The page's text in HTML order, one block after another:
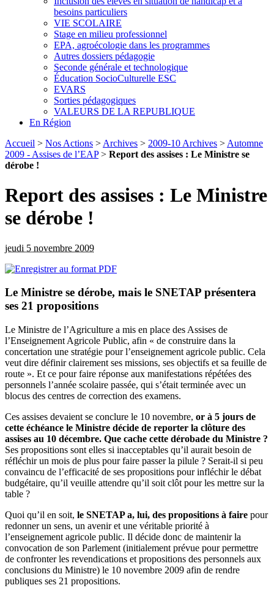
besoins particuliers
VIE SCOLAIRE
Stage en milieu professionnel
EPA, agroécologie dans les programmes
Autres dossiers pédagogie
Seconde générale et technologique
Éducation SocioCulturelle ESC
EVARS
Sorties pédagogiques
VALEURS DE LA REPUBLIQUE
En Région
Accueil > Nos Actions > Archives > 2009-10 Archives > Automne
2009 - Assises de l’EAP> Report des assises : Le Ministre se
dérobe !
Report des assises : Le Ministre
se dérobe !
jeudi 5 novembre 2009
Le Ministre se dérobe, mais le SNETAP présentera
ses 21 propositions
Le Ministre de l’Agriculture a mis en place des Assises de
l’Enseignement Agricole Public, afin « de construire dans la
concertation une stratégie pour l’enseignement agricole public. Cela
veut dire définir clairement ses missions, ses objectifs et sa feuille de
route ». Et ce pour faire réponse aux manifestations répétées des
personnels l’année scolaire passée, qui s’était terminée avec un
blocus des centres de correction des examens.
Ces assises devaient se conclure le 10 novembre, or à 5 jours de
cette échéance le Ministre décide de reporter la clôture des
assises au 10 décembre. Que cache cette dérobade du Ministre ?
Ses propositions sont elles si inacceptables qu’il aurait besoin de
réfléchir un mois de plus pour faire passer la pilule ? Serait-il si peu
convaincu de l’efficacité de ses propositions pour infléchir le débat
budgétaire, qu’il veuille attendre qu’il soit clôt pour les mettre sur la
table ?
Quoi qu’il en soit, le SNETAP a, lui, des propositions à faire pour
redonner un sens, un avenir et une véritable priorité à
l’enseignement agricole public. Il décide donc de maintenir la
convocation de son Parlement (initialement prévue pour permettre
de confronter les revendications et propositions des personnels aux
conclusions du Ministre) le 10 novembre 2009 afin de rendre
publiques ses 21 propositions.